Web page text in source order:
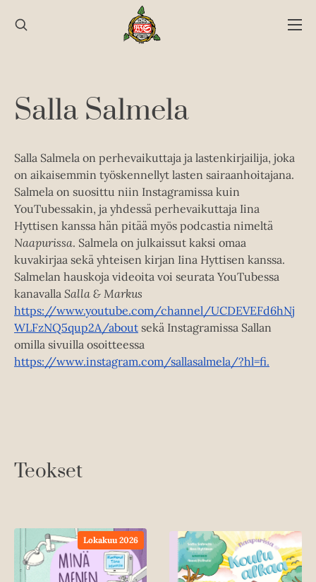
sisältöön
Salla Salmela
Salla Salmela on perhevaikuttaja ja lastenkirjailija, joka
on aikaisemmin työskennellyt lasten sairaanhoitajana.
Salmela on suosittu niin Instagramissa kuin
YouTubessakin, ja yhdessä perhevaikuttaja Iina
Hyttisen kanssa hän pitää myös podcastia nimeltä
Naapurissa. Salmela on julkaissut kaksi omaa
kuvakirjaa sekä yhteisen kirjan Iina Hyttisen kanssa.
Salmelan hauskoja videoita voi seurata YouTubessa
kanavalla Salla & Markus
https://www.youtube.com/channel/UCDEVEFd6hNj
WLFzNQ5qup2A/about sekä Instagramissa Sallan
omilla sivuilla osoitteessa
https://www.instagram.com/sallasalmela/?hl=fi.
Teokset
Lokakuu 2026